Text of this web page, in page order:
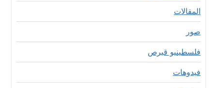
المقالات
صور
فلسطينيو قبرص
فيدوهات